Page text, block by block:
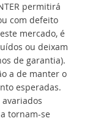
permitirá
com defeito
mercado, é
ou deixam
de garantia).
a de manter o
esperadas.
tornam-se